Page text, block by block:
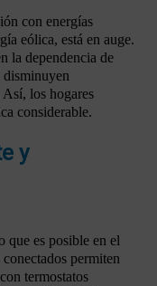
con energías
eólica, está en auge.
la dependencia de
disminuyen
los hogares
considerable.
y
que es posible en el
permiten
termostatos